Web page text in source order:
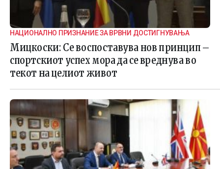
НАЦИОНАЛНО ПРИЗНАНИЕ ЗА ВРВНИ ДОСТИГНУВАЊА
Мицкоски: Се воспоставува нов принцип –
спортскиот успех мора да се вреднува во
текот на целиот живот